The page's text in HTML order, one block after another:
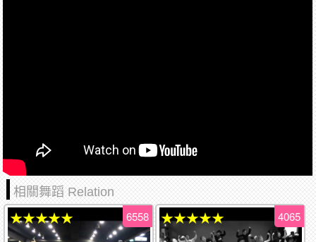
相關舞蹈 Relation
6558
★★★★★ 4065
★★★★★